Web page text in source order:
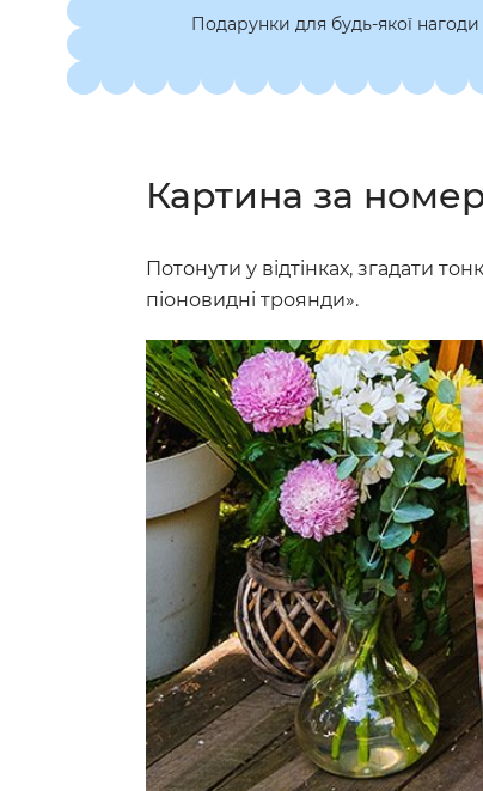
Подарунки для будь-якої нагоди
Картина за
Потонути у відтінках, згадати
піоновидні троянди».